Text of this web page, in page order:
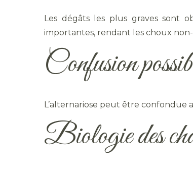
Les dégâts les plus graves sont
importantes, rendant les choux
Confusion
L’alternariose peut être confondue
Biologie des